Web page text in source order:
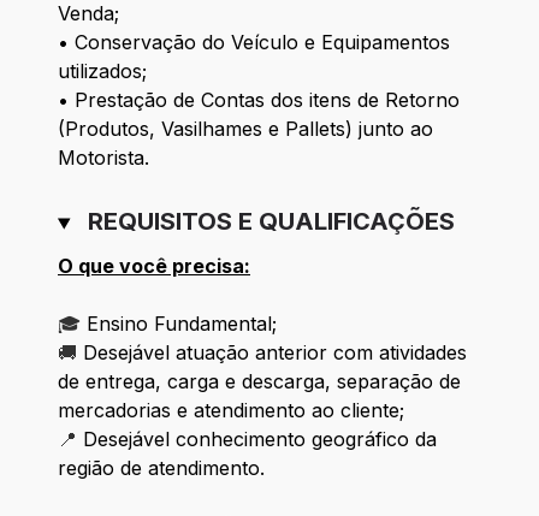
Venda;
• Conservação do Veículo e Equipamentos
utilizados;
• Prestação de Contas dos itens de Retorno
(Produtos, Vasilhames e Pallets) junto ao
Motorista.
REQUISITOS E QUALIFICAÇÕES
O que você precisa:
🎓 Ensino Fundamental;
🚚 Desejável atuação anterior com atividades
de entrega, carga e descarga, separação de
mercadorias e atendimento ao cliente;
📍 Desejável conhecimento geográfico da
região de atendimento.